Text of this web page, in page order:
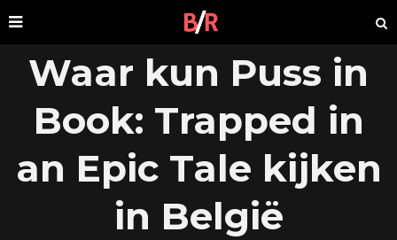
Waar kun Puss in
Book: Trapped in
an Epic Tale kijken
in België